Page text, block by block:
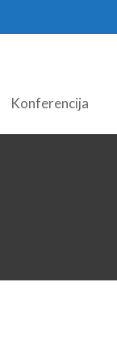
Konferencija